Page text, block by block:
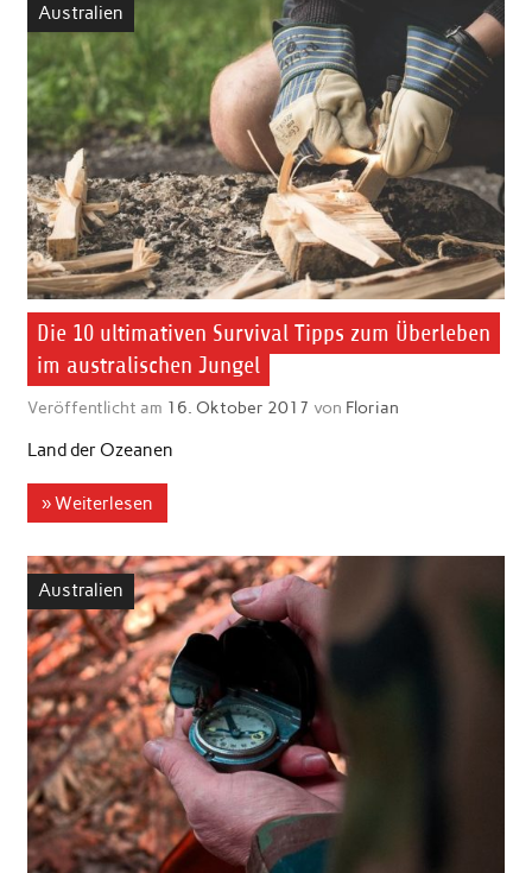
Australien
Die 10 ultimativen Survival Tipps zum Überleben
im australischen Jungel
Veröffentlicht am 16. Oktober 2017 von Florian
Land der Ozeanen
» Weiterlesen
Australien